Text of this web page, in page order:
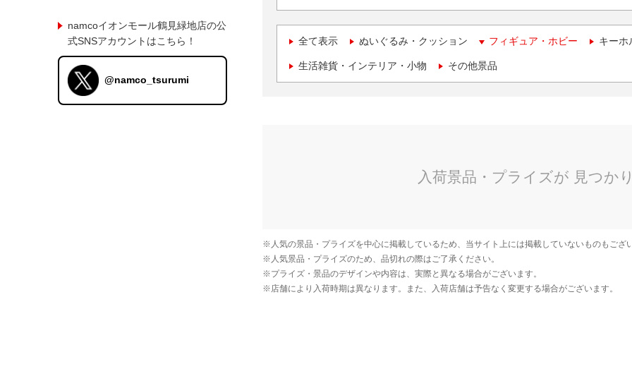
全て表示 ぬいぐるみ・クッション フィギュア・ホビー キーホ
生活雑貨・インテリア・小物 その他景品
namcoイオンモール鶴見緑地店の公
式SNSアカウントはこちら！
@namco_tsurumi